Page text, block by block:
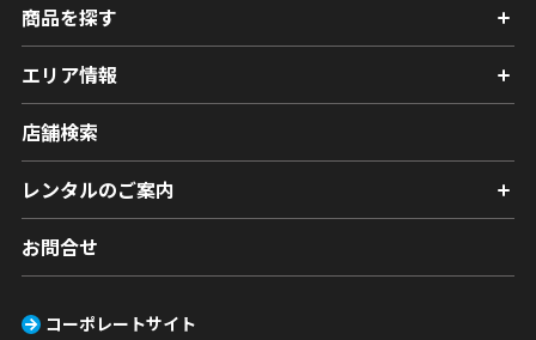
商品を探す
エリア情報
店舗検索
レンタルのご案内
お問合せ
コーポレートサイト